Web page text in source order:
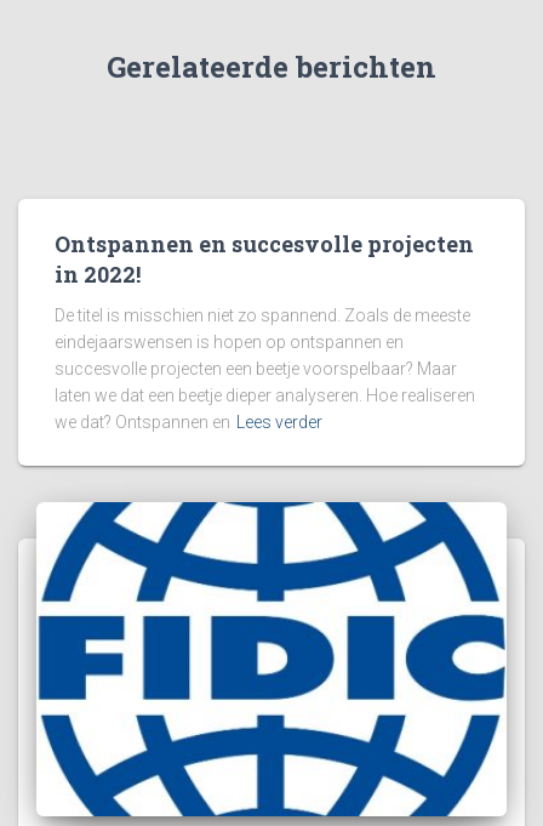
Gerelateerde berichten
Ontspannen en succesvolle projecten
in 2022!
De titel is misschien niet zo spannend. Zoals de meeste
eindejaarswensen is hopen op ontspannen en
succesvolle projecten een beetje voorspelbaar? Maar
laten we dat een beetje dieper analyseren. Hoe realiseren
we dat? Ontspannen en
Lees verder